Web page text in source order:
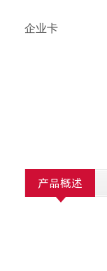
企业卡
产品概述